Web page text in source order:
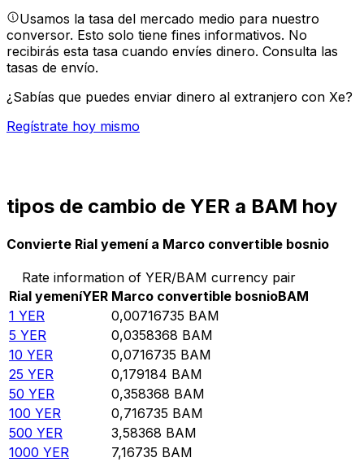
Usamos la tasa del mercado medio para nuestro
conversor. Esto solo tiene fines informativos. No
recibirás esta tasa cuando envíes dinero. Consulta las
tasas de envío.
¿Sabías que puedes enviar dinero al extranjero con Xe?
Regístrate hoy mismo
tipos de cambio de YER a BAM hoy
Convierte Rial yemení a Marco convertible bosnio
Rate information of YER/BAM currency pair
Rial yemeníYER Marco convertible bosnioBAM
1 YER 0,00716735 BAM
5 YER 0,0358368 BAM
10 YER 0,0716735 BAM
25 YER 0,179184 BAM
50 YER 0,358368 BAM
100 YER 0,716735 BAM
500 YER 3,58368 BAM
1000 YER 7,16735 BAM